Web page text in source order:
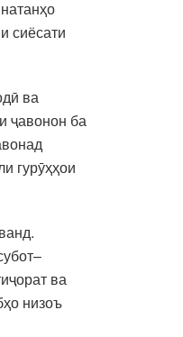
сиёсати
ва
ҷавонон ба
гурӯҳҳои
ва
низоъ